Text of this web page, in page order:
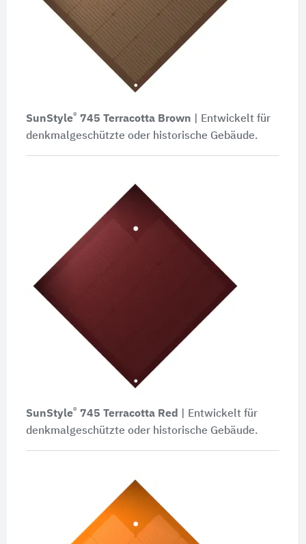
SunStyle® 745 Terracotta Brown | Entwickelt für
denkmalgeschützte oder historische Gebäude.
SunStyle® 745 Terracotta Red
| Entwickelt für
denkmalgeschützte oder historische Gebäude.